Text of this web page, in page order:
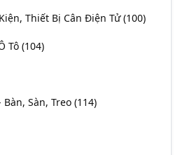
Thiết Bị Cân Điện Tử(100)
Tô (104)
Sàn, Treo (114)